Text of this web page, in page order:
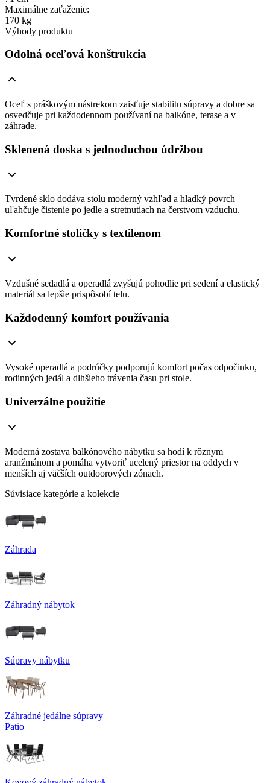
Maximálne zaťaženie:
170 kg
Výhody produktu
Odolná oceľová konštrukcia
Oceľ s práškovým nástrekom zaisťuje stabilitu súpravy a dobre sa
osvedčuje pri každodennom používaní na balkóne, terase a v
záhrade.
Sklenená doska s jednoduchou údržbou
Tvrdené sklo dodáva stolu moderný vzhľad a hladký povrch
uľahčuje čistenie po jedle a stretnutiach na čerstvom vzduchu.
Komfortné stoličky s textilenom
Vzdušné sedadlá a operadlá zvyšujú pohodlie pri sedení a elastický
materiál sa lepšie prispôsobí telu.
Každodenný komfort používania
Vysoké operadlá a podrúčky podporujú komfort počas odpočinku,
rodinných jedál a dlhšieho trávenia času pri stole.
Univerzálne použitie
Moderná zostava balkónového nábytku sa hodí k rôznym
aranžmánom a pomáha vytvoriť ucelený priestor na oddych v
menších aj väčších outdoorových zónach.
Súvisiace kategórie a kolekcie
Záhrada
Záhradný nábytok
Súpravy nábytku
Záhradné jedálne súpravy
Patio